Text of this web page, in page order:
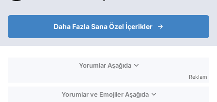
Daha Fazla Sana Özel İçerikler
Yorumlar Aşağıda
Reklam
Yorumlar ve Emojiler Aşağıda